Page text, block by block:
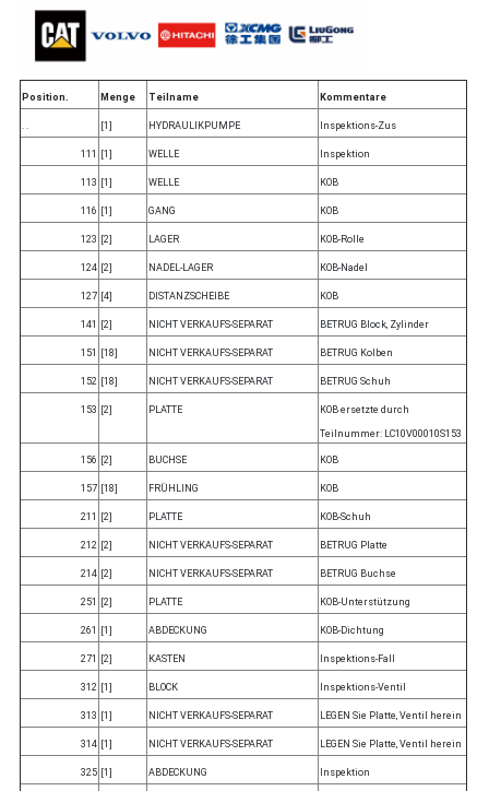
Position. Menge Teilname Kommentare
[1] HYDRAULIKPUMPE Inspektions-Zus
111 [1] WELLE Inspektion
113 [1] WELLE KOB
116 [1] GANG KOB
123 [2] LAGER KOB-Rolle
124 [2] NADEL-LAGER KOB-Nadel
127 [4] DISTANZSCHEIBE KOB
141 [2] NICHT VERKAUFS-SEPARAT BETRUG Block, Zylinder
151 [18] NICHT VERKAUFS-SEPARAT BETRUG Kolben
152 [18] NICHT VERKAUFS-SEPARAT BETRUG Schuh
153 [2] PLATTE KOB ersetzte durch
Teilnummer: LC10V00010S153
156 [2] BUCHSE KOB
157 [18] FRÜHLING KOB
211 [2] PLATTE KOB-Schuh
212 [2] NICHT VERKAUFS-SEPARAT BETRUG Platte
214 [2] NICHT VERKAUFS-SEPARAT BETRUG Buchse
251 [2] PLATTE KOB-Unterstützung
261 [1] ABDECKUNG KOB-Dichtung
271 [2] KASTEN Inspektions-Fall
312 [1] BLOCK Inspektions-Ventil
313 [1] NICHT VERKAUFS-SEPARAT LEGEN Sie Platte, Ventil herein
314 [1] NICHT VERKAUFS-SEPARAT LEGEN Sie Platte, Ventil herein
325 [1] ABDECKUNG Inspektion